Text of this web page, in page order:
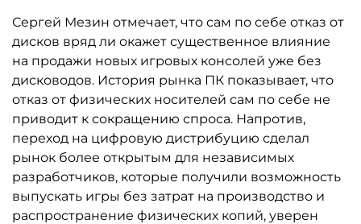
Сергей Мезин отмечает, что сам по себе отказ от
дисков вряд ли окажет существенное влияние
на продажи новых игровых консолей уже без
дисководов. История рынка ПК показывает, что
отказ от физических носителей сам по себе не
приводит к сокращению спроса. Напротив,
переход на цифровую дистрибуцию сделал
рынок более открытым для независимых
разработчиков, которые получили возможность
выпускать игры без затрат на производство и
распространение физических копий, уверен